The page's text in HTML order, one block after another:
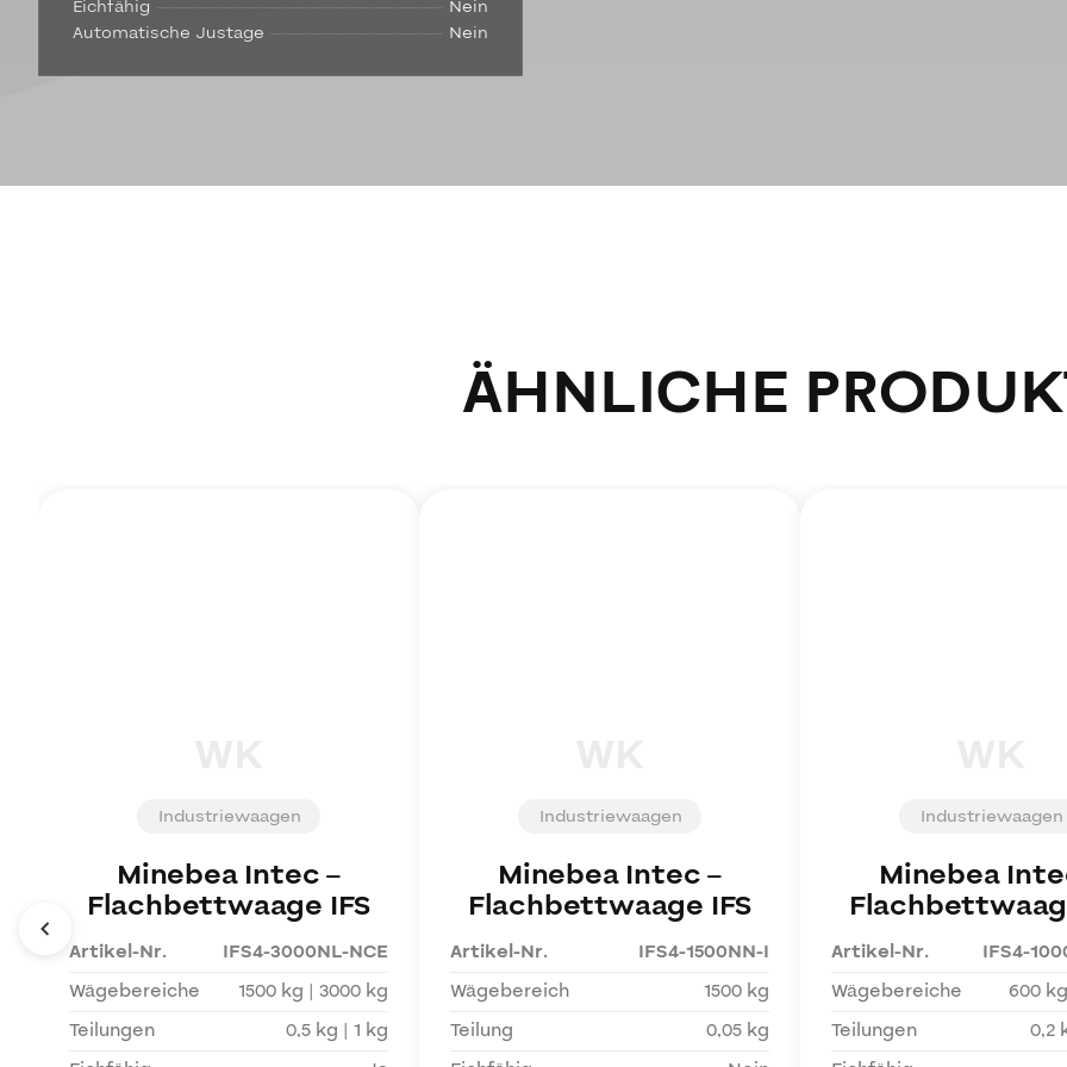
Eichfähig
Nein
Automatische Justage
Nein
ÄHNLICHE
Industriewaagen
Minebea Intec–
Flachbettwaage IFS
Artikel-Nr.
IFS4-3000NL-NCE
Wägebereiche
1500 kg | 3000 kg
Teilungen
0,5 kg | 1 kg
Industriewaagen
Minebea Intec–
Flachbettwaage IFS
Artikel-Nr.
IFS4-1500NN-I
Wägebereich
1500 kg
Teilung
0,05 kg
Industriewaagen
Minebea
Artikel-Nr.
IFS4-
Wägebereiche
600
Teilungen
0,2